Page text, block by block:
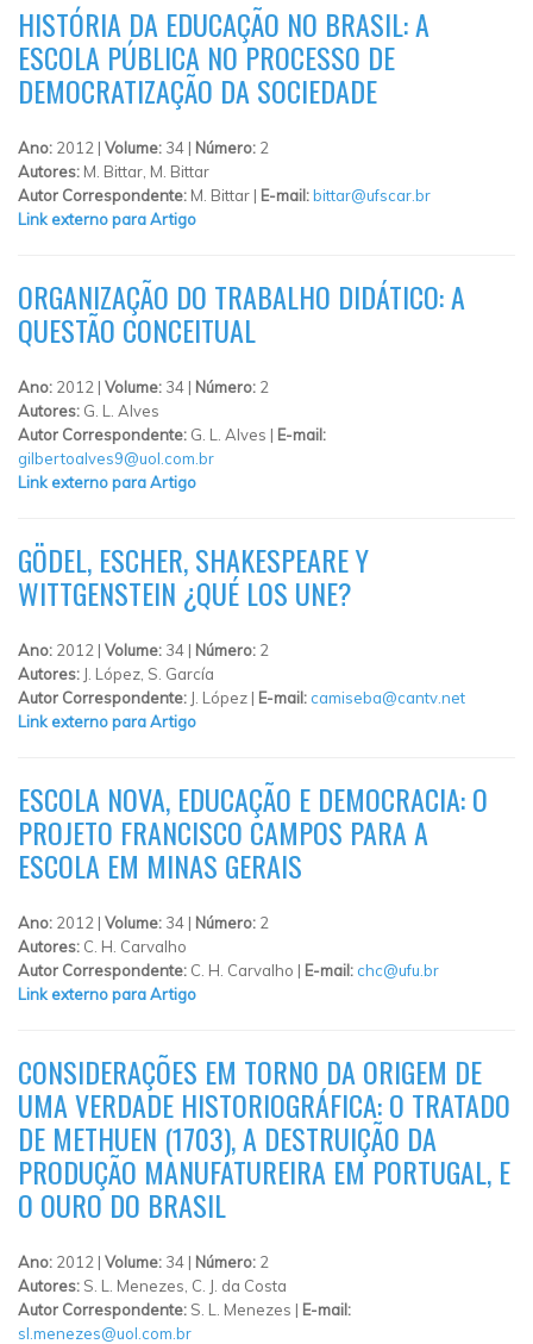
HISTÓRIA DA EDUCAÇÃO NO BRASIL: A
ESCOLA PÚBLICA NO PROCESSO DE
DEMOCRATIZAÇÃO DA SOCIEDADE
Ano: 2012 | Volume: 34 | Número: 2
Autores: M. Bittar, M. Bittar
Autor Correspondente: M. Bittar | E-mail:bittar@ufscar.br
Link externo para Artigo
ORGANIZAÇÃO DO TRABALHO DIDÁTICO: A
QUESTÃO CONCEITUAL
Ano: 2012 | Volume: 34 | Número: 2
Autores: G. L. Alves
Autor Correspondente: G. L. Alves | E-mail:
gilbertoalves9@uol.com.br
Link externo para Artigo
GÖDEL, ESCHER, SHAKESPEARE Y
WITTGENSTEIN ¿QUÉ LOS UNE?
Ano: 2012 | Volume: 34 | Número: 2
Autores: J. López, S. García
Autor Correspondente: J. López | E-mail: camiseba@cantv.net
Link externo para Artigo
ESCOLA NOVA, EDUCAÇÃO E DEMOCRACIA: O
PROJETO FRANCISCO CAMPOS PARA A
ESCOLA EM MINAS GERAIS
Ano: 2012 | Volume: 34 | Número: 2
Autores: C. H. Carvalho
Autor Correspondente: C. H. Carvalho | E-mail: chc@ufu.br
Link externo para Artigo
CONSIDERAÇÕES EM TORNO DA ORIGEM DE
UMA VERDADE HISTORIOGRÁFICA: O TRATADO
DE METHUEN (1703), A DESTRUIÇÃO DA
PRODUÇÃO MANUFATUREIRA EM PORTUGAL, E
O OURO DO BRASIL
Ano: 2012 | Volume: 34 | Número: 2
Autores: S. L. Menezes, C. J. da Costa
Autor Correspondente: S. L. Menezes | E-mail:
sl.menezes@uol.com.br